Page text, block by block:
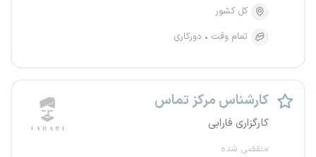
کل کشور
تمام وقت
دورکاری
کارشناس مرکز تماس
کارگزاری فارابی
منقضی شده